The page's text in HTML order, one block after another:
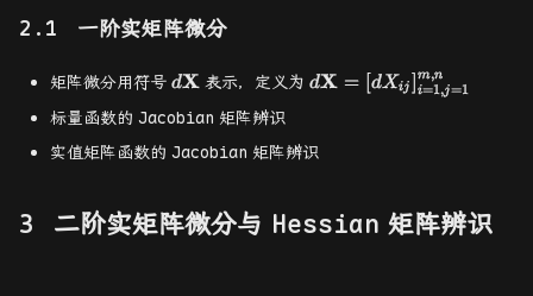
一阶实矩阵微分
矩阵微分用符号 d\mathbf{X}
dX 表示，定义为 d\mathbf{X}=
dX = [dXij ] i=1 ,j=1
m,n
标量函数的 Jacobian 矩阵辨识
实值矩阵函数的 Jacobian 矩阵辨识
二阶实矩阵微分与 Hessian 矩阵辨识